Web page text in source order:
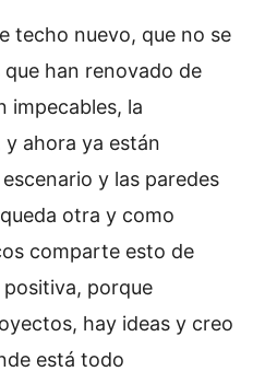
techo nuevo, que no se
han renovado de
impecables, la
ahora ya están
y las paredes
otra y como
comparte esto de
positiva, porque
hay ideas y creo
está todo